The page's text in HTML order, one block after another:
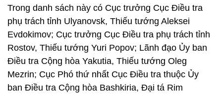
Trong danh sách này có Cục trưởng Cục Điều tra
phụ trách tỉnh Ulyanovsk, Thiếu tướng Aleksei
Evdokimov; Cục trưởng Cục Điều tra phụ trách tỉnh
Rostov, Thiếu tướng Yuri Popov; Lãnh đạo Ủy ban
Điều tra Cộng hòa Yakutia, Thiếu tướng Oleg
Mezrin; Cục Phó thứ nhất Cục Điều tra thuộc Ủy
ban Điều tra Cộng hòa Bashkiria, Đại tá Rim